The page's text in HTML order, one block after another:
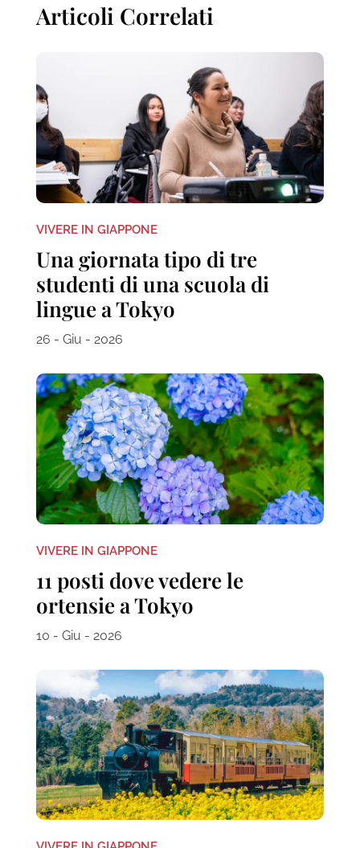
Articoli Correlati
VIVERE IN GIAPPONE
Una giornata tipo di tre
studenti di una scuola di
lingue a Tokyo
26 - Giu - 2026
VIVERE IN GIAPPONE
11 posti dove vedere le
ortensie a Tokyo
10 - Giu - 2026